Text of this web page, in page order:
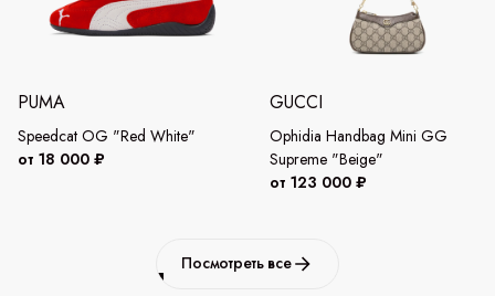
PUMA
Speedcat OG "Red White"
от 18 000 ₽
GUCCI
Ophidia Handbag Mini GG
Supreme "Beige"
от 123 000 ₽
Посмотреть все